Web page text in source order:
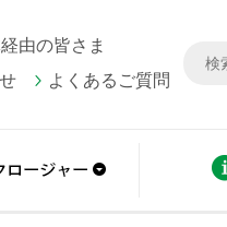
由の皆さま
よくあるご質問